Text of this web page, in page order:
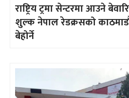
राष्ट्रिय ट्रमा सेन्टरमा आउने
शुल्क नेपाल रेडक्रसको
बेहोर्ने